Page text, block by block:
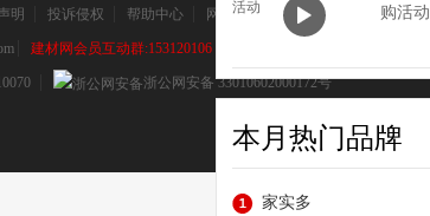

购活动
本月热门品牌
家实多
明 投诉侵权 帮助中心 网站地图
建材网会员互动群:153120106
浙公网安备 33010602000172号